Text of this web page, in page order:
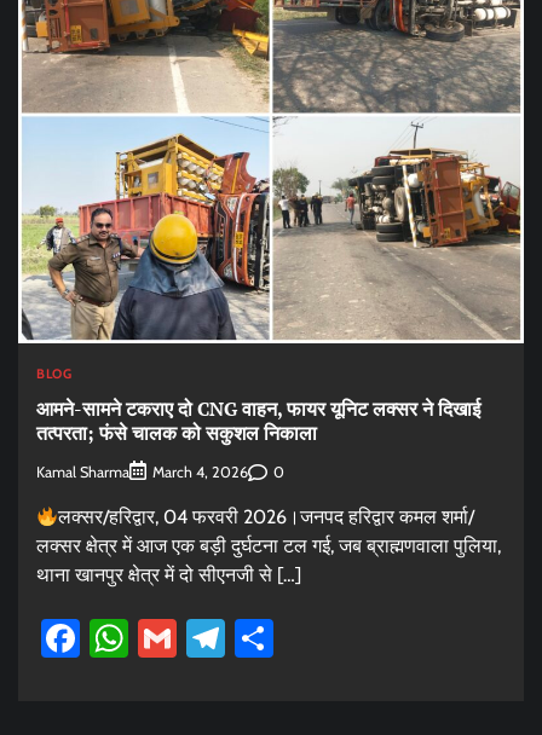
BLOG
आमने-सामने टकराए दो CNG वाहन, फायर यूनिट लक्सर ने दिखाई
तत्परता; फंसे चालक को सकुशल निकाला
Kamal Sharma March 4, 2026 0
लक्सर/हरिद्वार, 04 फरवरी 2026।जनपद हरिद्वार कमल शर्मा/
लक्सर क्षेत्र में आज एक बड़ी दुर्घटना टल गई, जब ब्राह्मणवाला पुलिया,
थाना खानपुर क्षेत्र में दो सीएनजी से […]
Facebook
WhatsApp
GmailTelegram